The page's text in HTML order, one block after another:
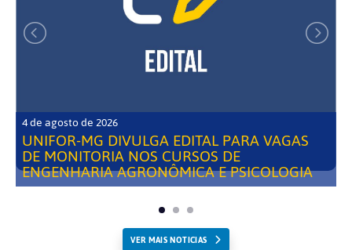
4 de agosto de 2026
UNIFOR-MG DIVULGA EDITAL PARA VAGAS
DE MONITORIA NOS CURSOS DE
ENGENHARIA AGRONÔMICA E PSICOLOGIA
VER MAIS NOTICIAS